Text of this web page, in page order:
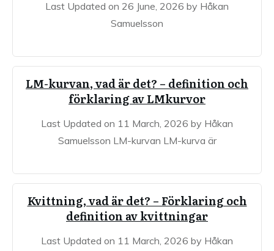
Last Updated on 26 June, 2026 by Håkan
Samuelsson
LM-kurvan, vad är det? – definition och
förklaring av LMkurvor
Last Updated on 11 March, 2026 by Håkan
Samuelsson LM-kurvan LM-kurva är
Kvittning, vad är det? – Förklaring och
definition av kvittningar
Last Updated on 11 March, 2026 by Håkan